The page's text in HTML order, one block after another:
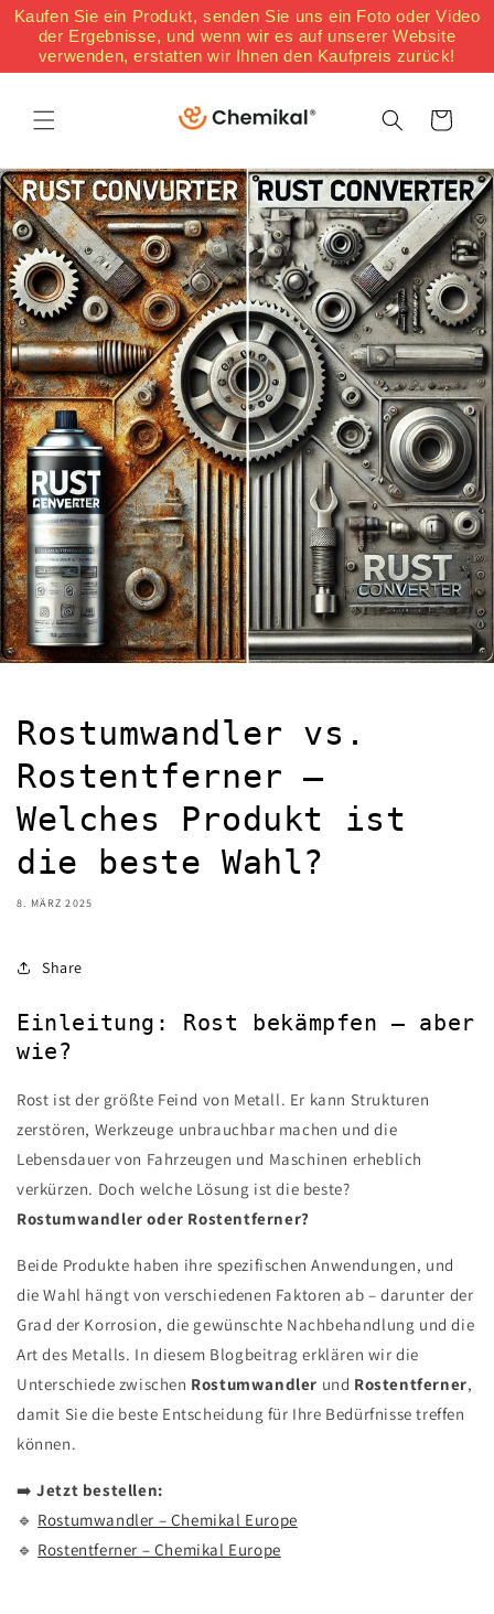
Kaufen Sie ein Produkt, senden Sie uns ein Foto oder Video
der Ergebnisse, und wenn wir es auf unserer Website
verwenden, erstatten wir Ihnen den Kaufpreis zurück!
zum
Inhalt
Warenkorb
Rostumwandler vs.
Rostentferner –
Welches Produkt ist
die beste Wahl?
8. MÄRZ 2025
Share
Einleitung: Rost bekämpfen – aber
wie?
Rost ist der größte Feind von Metall. Er kann Strukturen
zerstören, Werkzeuge unbrauchbar machen und die
Lebensdauer von Fahrzeugen und Maschinen erheblich
verkürzen. Doch welche Lösung ist die beste?
Rostumwandler oder Rostentferner?
Beide Produkte haben ihre spezifischen Anwendungen, und
die Wahl hängt von verschiedenen Faktoren ab – darunter der
Grad der Korrosion, die gewünschte Nachbehandlung und die
Art des Metalls. In diesem Blogbeitrag erklären wir die
Unterschiede zwischen Rostumwandler und Rostentferner,
damit Sie die beste Entscheidung für Ihre Bedürfnisse treffen
können.
➡️Jetzt bestellen:
🔹 Rostumwandler – Chemikal Europe
🔹 Rostentferner – Chemikal Europe